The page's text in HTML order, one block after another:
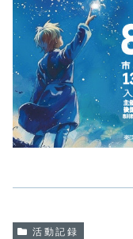
活動記録